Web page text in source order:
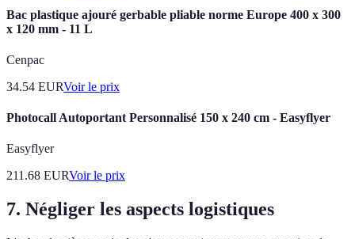
Bac plastique ajouré gerbable pliable norme Europe 400 x 300
x 120 mm - 11 L
Cenpac
34.54 EURVoir le prix
Photocall Autoportant Personnalisé 150 x 240 cm - Easyflyer
Easyflyer
211.68 EURVoir le prix
7. Négliger les aspects logistiques